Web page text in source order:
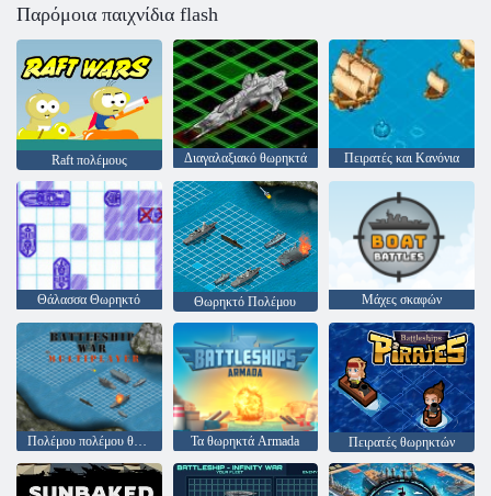
Παρόμοια παιχνίδια flash
Raft πολέμους Διαγαλαξιακό θωρηκτά Πειρατές και Κανόνια
Θάλασσα Θωρηκτό Θωρηκτό Πολέμου Μάχες σκαφών
Πολέμου πολέμου θωρηκτό Τα θωρηκτά Armada Πειρατές θωρηκτών